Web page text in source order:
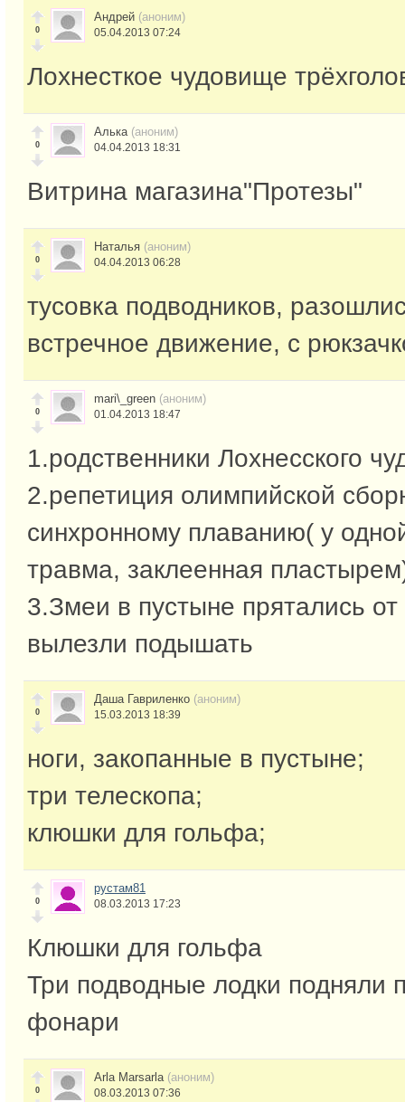
0
Андрей (аноним)
05.04.2013 07:24
Лохнесткое чудовище
0
Алька (аноним)
04.04.2013 18:31
Витрина магазина"Протезы"
0
Наталья (аноним)
04.04.2013 06:28
тусовка подводников,
встречное движение, с
0
mari\_green (аноним)
01.04.2013 18:47
1.родственники Лохнесского
2.репетиция олимпийской
синхронному плаванию( у
травма, заклеенная
3.Змеи в пустыне прятались
вылезли подышать
0
Даша Гавриленко (аноним)
15.03.2013 18:39
ноги, закопанные в пустыне;
три телескопа;
клюшки для гольфа;
0
рустам81
08.03.2013 17:23
Клюшки для гольфа
Три подводные лодки подняли
фонари
0
Arla Marsarla (аноним)
08.03.2013 07:36